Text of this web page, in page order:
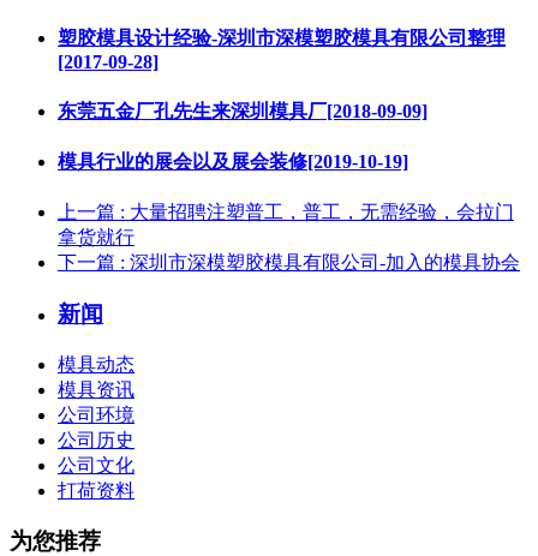
塑胶模具设计经验-深圳市深模塑胶模具有限公司整理
[2017-09-28]
东莞五金厂孔先生来深圳模具厂[2018-09-09]
模具行业的展会以及展会装修[2019-10-19]
上一篇 : 大量招聘注塑普工，普工，无需经验，会拉门
拿货就行
下一篇 : 深圳市深模塑胶模具有限公司-加入的模具协会
新闻
模具动态
模具资讯
公司环境
公司历史
公司文化
打荷资料
为您推荐